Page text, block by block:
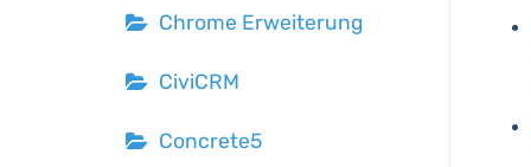
Chrome Erweiterung
CiviCRM
Concrete5